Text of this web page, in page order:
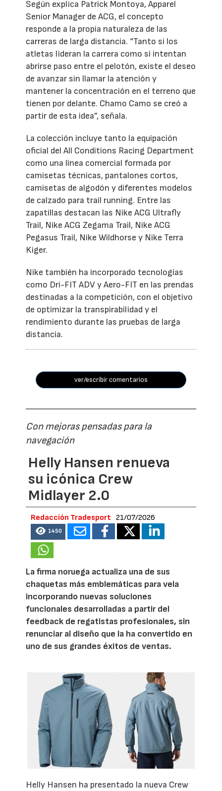
Según explica Patrick Montoya, Apparel
Senior Manager de ACG, el concepto
responde a la propia naturaleza de las
carreras de larga distancia. “Tanto si los
atletas lideran la carrera como si intentan
abrirse paso entre el pelotón, existe el deseo
de avanzar sin llamar la atención y
mantener la concentración en el terreno que
tienen por delante. Chamo Camo se creó a
partir de esta idea”, señala.
La colección incluye tanto la equipación
oficial del All Conditions Racing Department
como una línea comercial formada por
camisetas técnicas, pantalones cortos,
camisetas de algodón y diferentes modelos
de calzado para trail running. Entre las
zapatillas destacan las Nike ACG Ultrafly
Trail, Nike ACG Zegama Trail, Nike ACG
Pegasus Trail, Nike Wildhorse y Nike Terra
Kiger.
Nike también ha incorporado tecnologías
como Dri-FIT ADV y Aero-FIT en las prendas
destinadas a la competición, con el objetivo
de optimizar la transpirabilidad y el
rendimiento durante las pruebas de larga
distancia.
ver/escribir comentarios
Con mejoras pensadas para la
navegación
Helly Hansen renueva
su icónica Crew
Midlayer 2.0
Redacción Tradesport 21/07/2026
1450
La firma noruega actualiza una de sus
chaquetas más emblemáticas para vela
incorporando nuevas soluciones
funcionales desarrolladas a partir del
feedback de regatistas profesionales, sin
renunciar al diseño que la ha convertido en
uno de sus grandes éxitos de ventas.
Helly Hansen ha presentado la nueva Crew